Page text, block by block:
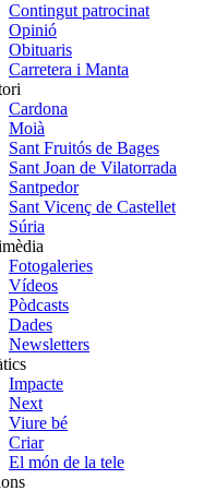
Contingut patrocinat
Opinió
Obituaris
Carretera i Manta
Cardona
Moià
Sant Fruitós de Bages
Sant Joan de Vilatorrada
Santpedor
Sant Vicenç de Castellet
Súria
Fotogaleries
Vídeos
Pòdcasts
Dades
Newsletters
Impacte
Next
Viure bé
Criar
El món de la tele